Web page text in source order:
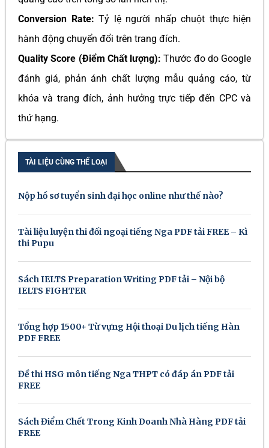
Conversion Rate: Tỷ lệ người nhấp chuột thực hiện
hành động chuyển đổi trên trang đích.
Quality Score (Điểm Chất lượng): Thước đo do Google
đánh giá, phản ánh chất lượng mẫu quảng cáo, từ
khóa và trang đích, ảnh hưởng trực tiếp đến CPC và
thứ hạng.
TÀI LIỆU CÙNG THỂ LOẠI
Nộp hồ sơ tuyển sinh đại học online như thế nào?
Tài liệu luyện thi đối ngoại tiếng Nga PDF tải FREE – Kì
thi Pupu
Sách IELTS Preparation Writing PDF tải – Nội bộ
IELTS FIGHTER
Tổng hợp 1500+ Từ vựng Hội thoại Du lịch tiếng Hàn
PDF FREE
Đề thi HSG môn tiếng Nga THPT có đáp án PDF tải
FREE
Sách Điểm Chết Trong Kinh Doanh Nhà Hàng PDF tải
FREE